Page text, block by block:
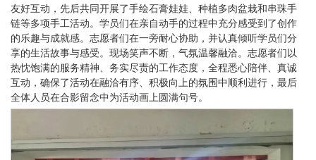
友好互动，先后共同开展了手绘石膏娃娃、种植多肉盆栽和串珠手
链等多项手工活动。学员们在亲自动手的过程中充分感受到了创作
的乐趣与成就感。志愿者们在一旁耐心协助，并认真倾听学员们分
享的生活故事与感受。现场笑声不断，气氛温馨融洽。志愿者们以
热忱饱满的服务精神、务实尽责的工作态度，全程悉心陪伴、真诚
互动，确保了活动在融洽有序、积极向上的氛围中顺利进行，最后
全体人员在合影留念中为活动画上圆满句号。